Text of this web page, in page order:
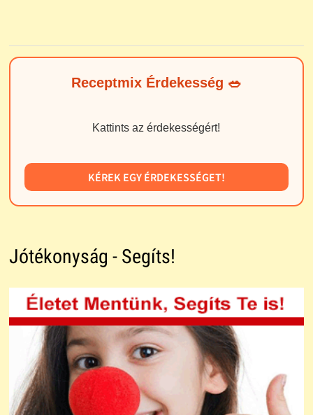
Receptmix Érdekesség 🥗
Kattints az érdekességért!
KÉREK EGY ÉRDEKESSÉGET!
Jótékonyság - Segíts!